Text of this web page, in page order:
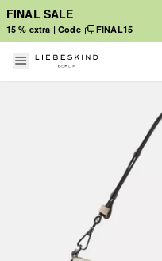
FINAL SALE
15 % extra | Code FINAL15